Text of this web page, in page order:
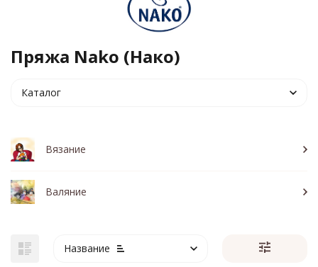
Пряжа Nako (Нако)
Каталог
Вязание
Валяние
Название